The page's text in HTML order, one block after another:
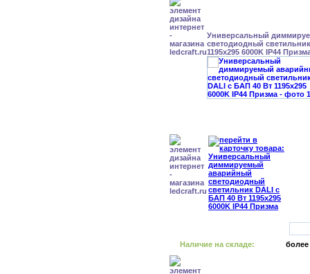
Универсальный
светодиодный
1195x295 6000K IP44
Наличие на складе: более